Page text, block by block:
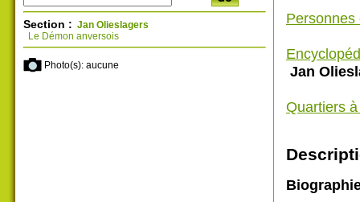
Section : Jan Olieslagers
Le Démon anversois
Photo(s): aucune
Personnes
Jan
Quartiers